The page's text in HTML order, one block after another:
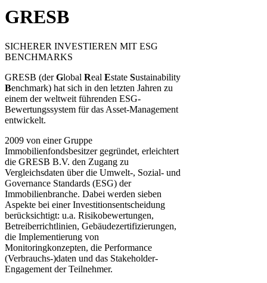
GRESB
SICHERER INVESTIEREN MIT ESG
BENCHMARKS
GRESB (derGlobal Real Estate Sustainability
Benchmark) hat sich in den letzten Jahren zu
einem der weltweit führenden ESG-
Bewertungssystem für das Asset-Management
entwickelt.
2009 von einer Gruppe
Immobilienfondsbesitzer gegründet, erleichtert
die GRESB B.V. den Zugang zu
Vergleichsdaten über die Umwelt-, Sozial- und
Governance Standards (ESG) der
Immobilienbranche. Dabei werden sieben
Aspekte bei einer Investitionsentscheidung
berücksichtigt: u.a. Risikobewertungen,
Betreiberrichtlinien, Gebäudezertifizierungen,
die Implementierung von
Monitoringkonzepten, die Performance
(Verbrauchs-)daten und das Stakeholder-
Engagement der Teilnehmer.